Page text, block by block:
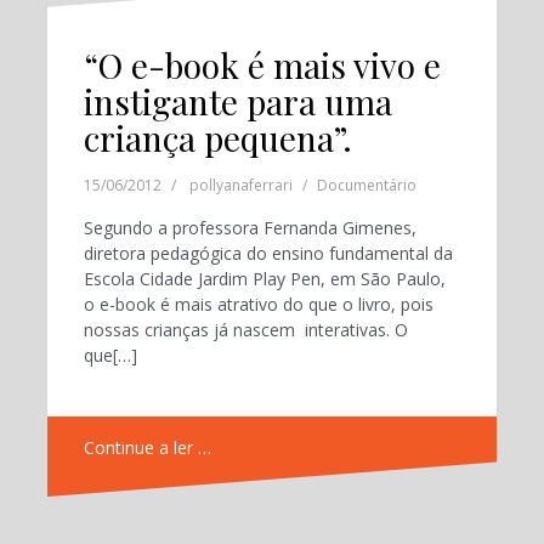
“O e-book é mais vivo e
instigante para uma
criança pequena”.
15/06/2012 pollyanaferrari Documentário
Segundo a professora Fernanda Gimenes,
diretora pedagógica do ensino fundamental da
Escola Cidade Jardim Play Pen, em São Paulo,
o e-book é mais atrativo do que o livro, pois
nossas crianças já nascem interativas. O
que[…]
Continue a ler …